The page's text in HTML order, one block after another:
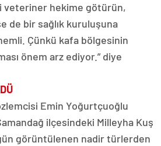
veteriner hekime götürün,
de bir sağlık kuruluşuna
Çünkü kafa bölgesinin
önem arz ediyor.” diye
Emin Yoğurtçuoğlu
ilçesindeki Milleyha Kuş
görüntülenen nadir türlerden